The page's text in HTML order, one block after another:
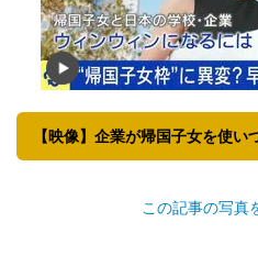
この記事の写真